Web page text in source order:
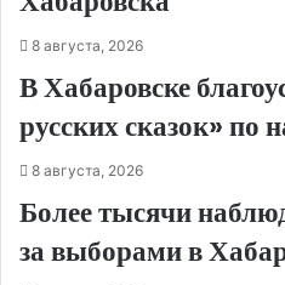
8 августа, 2026
В Хабаровске
русских сказок» по
8 августа, 2026
Более тысячи
за выборами в